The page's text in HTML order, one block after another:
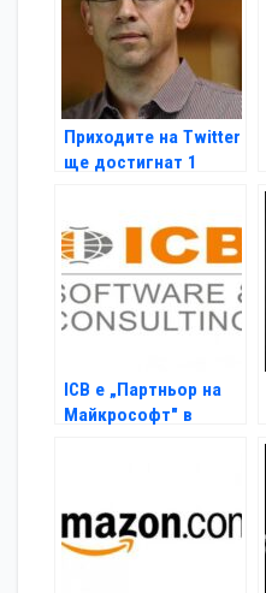
Приходите на Twitter
ще достигнат 1
ICB е „Партньор на
Майкрософт" в